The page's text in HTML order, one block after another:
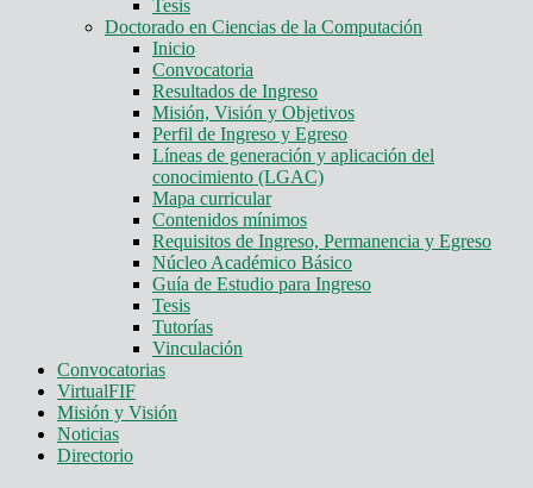
Tesis
Doctorado en Ciencias de la Computación
Inicio
Convocatoria
Resultados de Ingreso
Misión, Visión y Objetivos
Perfil de Ingreso y Egreso
Líneas de generación y aplicación del
conocimiento (LGAC)
Mapa curricular
Contenidos mínimos
Requisitos de Ingreso, Permanencia y Egreso
Núcleo Académico Básico
Guía de Estudio para Ingreso
Tesis
Tutorías
Vinculación
Convocatorias
VirtualFIF
Misión y Visión
Noticias
Directorio